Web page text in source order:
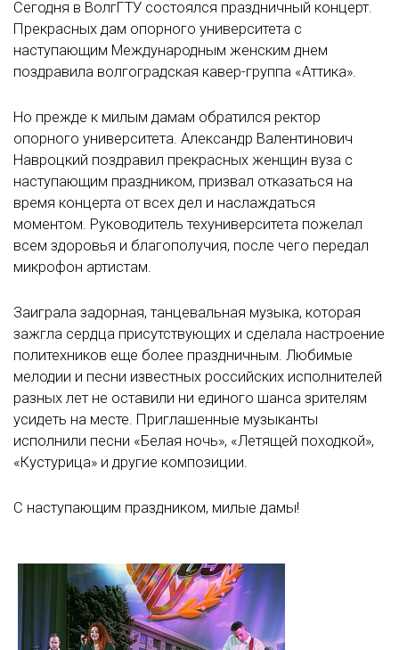
Сегодня в ВолгГТУ состоялся праздничный концерт.
Прекрасных дам опорного университета с
наступающим Международным женским днем
поздравила волгоградская кавер-группа «Аттика».
Но прежде к милым дамам обратился ректор
опорного университета. Александр Валентинович
Навроцкий поздравил прекрасных женщин вуза с
наступающим праздником, призвал отказаться на
время концерта от всех дел и наслаждаться
моментом. Руководитель техуниверситета пожелал
всем здоровья и благополучия, после чего передал
микрофон артистам.
Заиграла задорная, танцевальная музыка, которая
зажгла сердца присутствующих и сделала настроение
политехников еще более праздничным. Любимые
мелодии и песни известных российских исполнителей
разных лет не оставили ни единого шанса зрителям
усидеть на месте. Приглашенные музыканты
исполнили песни «Белая ночь», «Летящей походкой»,
«Кустурица» и другие композиции.
С наступающим праздником, милые дамы!